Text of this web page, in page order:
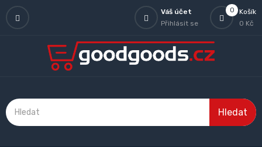
0
Košík
0 Kč
Váš účet
Přihlásit se
Hledat